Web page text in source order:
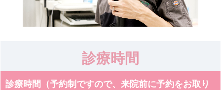
診療時間
診療時間（予約制ですので、来院前に予約をお取り